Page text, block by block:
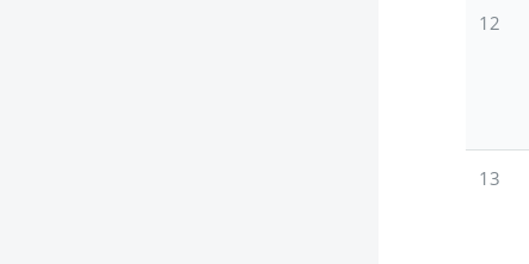
12
13